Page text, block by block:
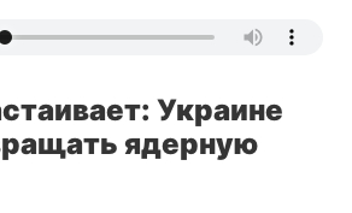
Украине
ядерную